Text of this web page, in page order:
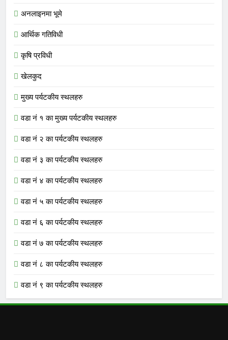
अनलाइनमा भूमे
आर्थिक गतिविधी
कृषि प्रविधी
खेलकुद
मुख्य पर्यटकीय स्थलहरु
वडा नं १ का मुख्य पर्यटकीय स्थलहरु
वडा नं २ का पर्यटकीय स्थलहरु
वडा नं ३ का पर्यटकीय स्थलहरु
वडा नं ४ का पर्यटकीय स्थलहरु
वडा नं ५ का पर्यटकीय स्थलहरु
वडा नं ६ का पर्यटकीय स्थलहरु
वडा नं ७ का पर्यटकीय स्थलहरु
वडा नं ८ का पर्यटकीय स्थलहरु
वडा नं ९ का पर्यटकीय स्थलहरु